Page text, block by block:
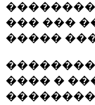
��� ���
�����
���� �